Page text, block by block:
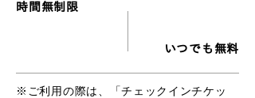
時間無制限
いつでも無料
※ご利用の際は、「チェックインチケッ